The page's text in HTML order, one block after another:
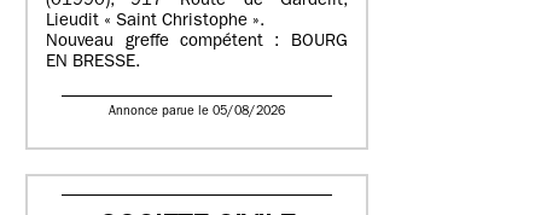
Lieudit « Saint Christophe ».
Nouveau greffe compétent : BOURG
EN BRESSE.
Annonce parue le 05/08/2026